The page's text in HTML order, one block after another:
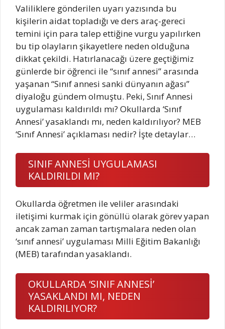
Valiliklere gönderilen uyarı yazısında bu
kişilerin aidat topladığı ve ders araç-gereci
temini için para talep ettiğine vurgu yapılırken
bu tip olayların şikayetlere neden olduğuna
dikkat çekildi. Hatırlanacağı üzere geçtiğimiz
günlerde bir öğrenci ile “sınıf annesi” arasında
yaşanan “Sınıf annesi sanki dünyanın ağası”
diyaloğu gündem olmuştu. Peki, Sınıf Annesi
uygulaması kaldırıldı mı? Okullarda ‘Sınıf
Annesi’ yasaklandı mı, neden kaldırılıyor? MEB
‘Sınıf Annesi’ açıklaması nedir? İşte detaylar…
SINIF ANNESİ UYGULAMASI
KALDIRILDI MI?
Okullarda öğretmen ile veliler arasındaki
iletişimi kurmak için gönüllü olarak görev yapan
ancak zaman zaman tartışmalara neden olan
‘sınıf annesi’ uygulaması Milli Eğitim Bakanlığı
(MEB) tarafından yasaklandı.
OKULLARDA ‘SINIF ANNESİ’
YASAKLANDI MI, NEDEN
KALDIRILIYOR?